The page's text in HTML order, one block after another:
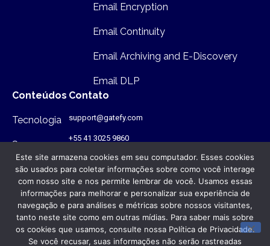
Email Encryption
Email Continuity
Email Archiving and E-Discovery
Email DLP
Conteúdos
Tecnologia
Segurança
Infraestutura
Contato
support@gatefy.com
+55 41 3025 9860
Onde estamos
Rua Antônio Gruba, 168 - PR - Brasil
- CEP: 80820-340
Este site armazena cookies em seu computador. Esses cookies
são usados para coletar informações sobre como você interage
com nosso site e nos permite lembrar de você. Usamos essas
informações para melhorar e personalizar sua experiência de
navegação e para análises e métricas sobre nossos visitantes,
tanto neste site como em outras mídias. Para saber mais sobre
os cookies que usamos, consulte nossa Política de Privacidade.
Se você recusar, suas informações não serão rastreadas